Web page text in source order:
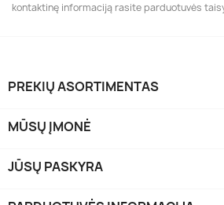
kontaktinę informaciją rasite parduotuvės
PREKIŲ ASORTIMENTAS
MŪSŲ ĮMONĖ
JŪSŲ PASKYRA